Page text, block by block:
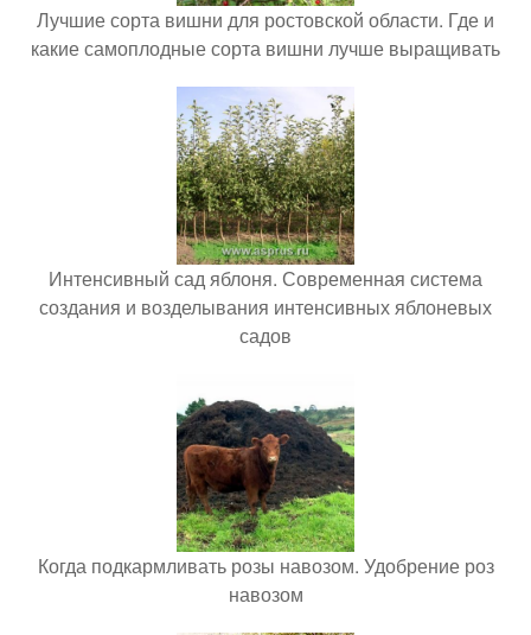
Лучшие сорта вишни для ростовской области. Где и
какие самоплодные сорта вишни лучше выращивать
Интенсивный сад яблоня. Современная система
создания и возделывания интенсивных яблоневых
садов
Когда подкармливать розы навозом. Удобрение роз
навозом